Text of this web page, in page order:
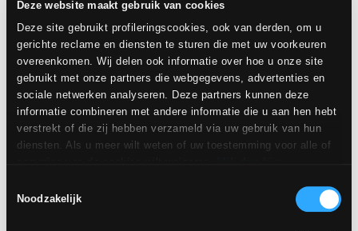
Deze website maakt gebruik van cookies
Deze site gebruikt profileringscookies, ook van derden, om u
gerichte reclame en diensten te sturen die met uw voorkeuren
overeenkomen. Wij delen ook informatie over hoe u onze site
gebruikt met onze partners die webgegevens, advertenties en
sociale netwerken analyseren. Deze partners kunnen deze
informatie combineren met andere informatie die u aan hen hebt
verstrekt of die zij hebben verzameld via uw gebruik van hun
diensten. Als u meer wilt weten of uw toestemming voor alle of
accepteren" te klikken. Als u geen profileringscookies wilt, kunt
Noodzakelijk